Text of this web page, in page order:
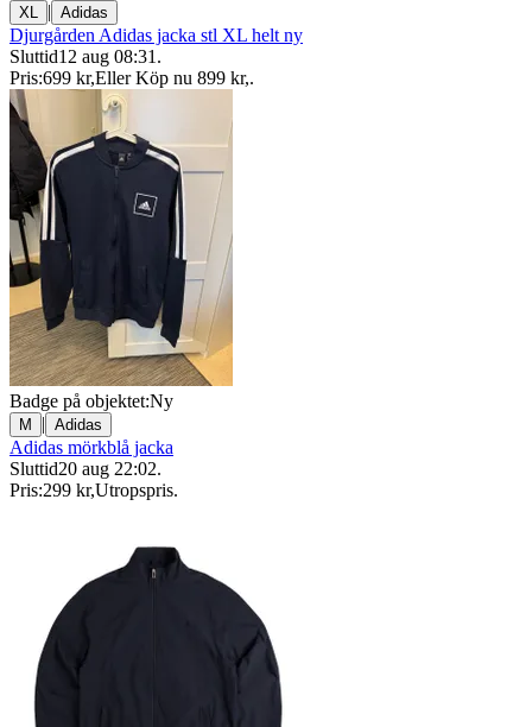
XL | Adidas
Djurgården Adidas jacka stl XL helt ny
Sluttid12 aug 08:31 .
Pris:699 kr,Eller Köp nu 899 kr,.
Badge på objektet:Ny
M | Adidas
Adidas mörkblå jacka
Sluttid20 aug 22:02.
Pris:299 kr,Utropspris.